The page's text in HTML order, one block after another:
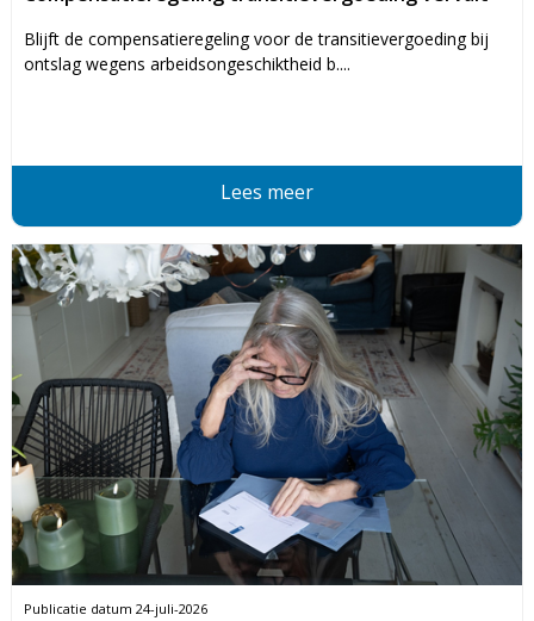
Blijft de compensatieregeling voor de transitievergoeding bij
ontslag wegens arbeidsongeschiktheid b....
Lees meer
Publicatie datum 24-juli-2026